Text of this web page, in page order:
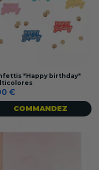
"Happy birthday"
€
COMMANDEZ